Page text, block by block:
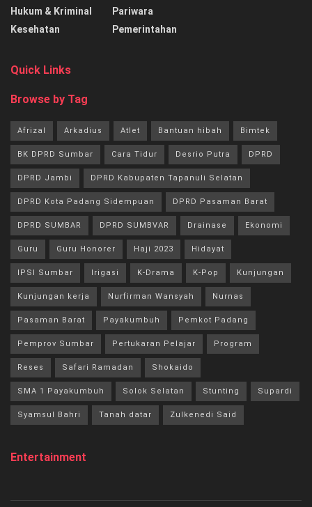
Hukum & Kriminal
Kesehatan
Pariwara
Pemerintahan
Quick Links
Browse by Tag
Afrizal Arkadius Atlet Bantuan hibah Bimtek
BK DPRD Sumbar Cara Tidur Desrio Putra DPRD
DPRD Jambi DPRD Kabupaten Tapanuli Selatan
DPRD Kota Padang Sidempuan DPRD Pasaman Barat
DPRD SUMBAR DPRD SUMBVAR Drainase Ekonomi
Guru Guru Honorer Haji 2023 Hidayat
IPSI Sumbar Irigasi K-Drama K-Pop Kunjungan
Kunjungan kerja Nurfirman Wansyah Nurnas
Pasaman Barat Payakumbuh Pemkot Padang
Pemprov Sumbar Pertukaran Pelajar Program
Reses Safari Ramadan Shokaido
SMA 1 Payakumbuh Solok Selatan Stunting Supardi
Syamsul Bahri Tanah datar Zulkenedi Said
Entertainment